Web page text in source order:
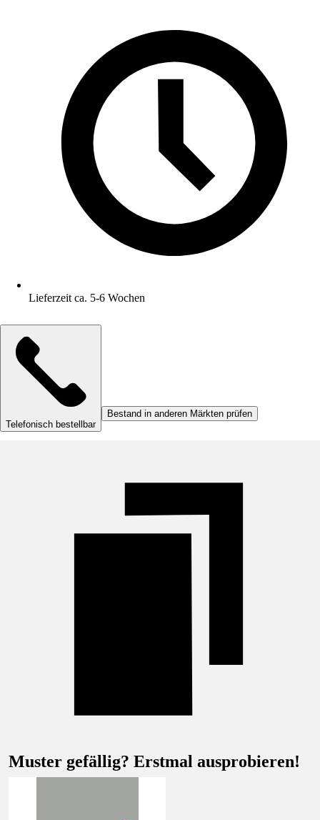
Lieferzeit ca. 5-6 Wochen
Telefonisch bestellbar
Bestand in anderen Märkten prüfen
Muster gefällig? Erstmal ausprobieren!